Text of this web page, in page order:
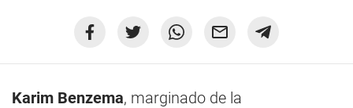
Karim Benzema, marginado de la